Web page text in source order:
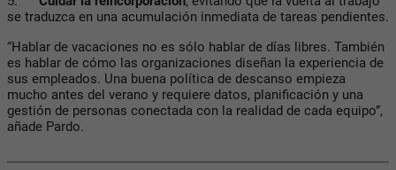
se traduzca en una acumulación inmediata de tareas pendientes.
“Hablar de vacaciones no es sólo hablar de días libres. También
es hablar de cómo las organizaciones diseñan la experiencia de
sus empleados. Una buena política de descanso empieza
mucho antes del verano y requiere datos, planificación y una
gestión de personas conectada con la realidad de cada equipo”,
añade Pardo.